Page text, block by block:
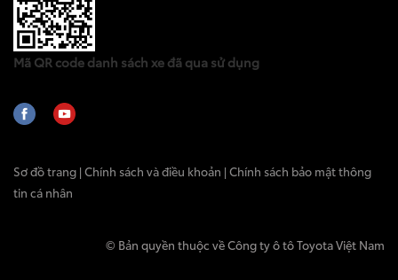
Mã QR code danh sách xe đã qua sử dụng
Sơ đồ trang | Chính sách và điều khoản | Chính sách bảo mật thông
tin cá nhân
© Bản quyền thuộc về Công ty ô tô Toyota Việt Nam